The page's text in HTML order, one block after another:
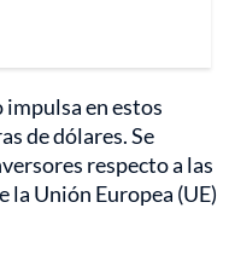
en estos
de dólares. Se
respecto a las
la Unión Europea (UE)